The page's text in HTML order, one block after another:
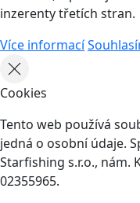
inzerenty třetích stran.
Více informací
Cookies
Tento web používá
jedná o osobní údaje.
Starfishing s.r.o., nám.
02355965.